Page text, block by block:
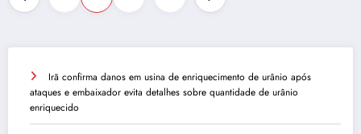
de
posts
Irã confirma danos em usina de enriquecimento de urânio após
ataques e embaixador evita detalhes sobre quantidade de urânio
enriquecido